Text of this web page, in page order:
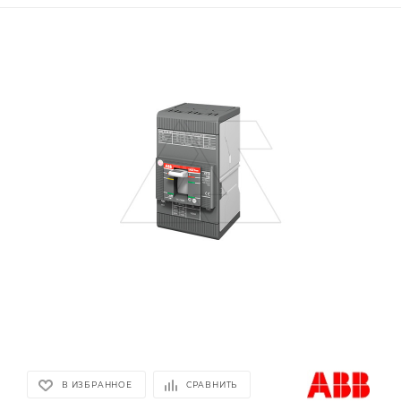
В ИЗБРАННОЕ СРАВНИТЬ